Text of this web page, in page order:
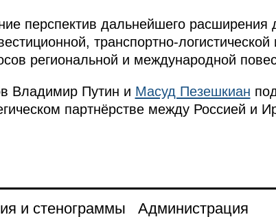
перспектив дальнейшего расширения
транспортно-
региональной и международной
Владимир Путин и Масуд Пезешкиан
партнёрстве между Россией и
и стенограммы Администрация